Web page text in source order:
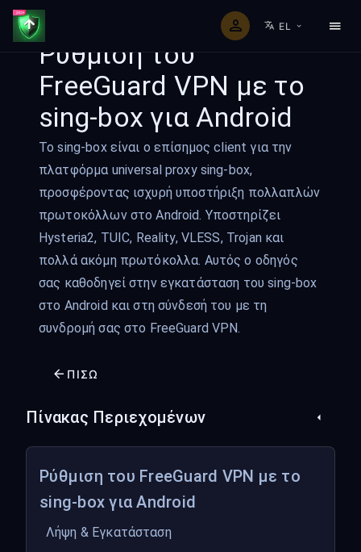
EL
Ρύθμιση του
FreeGuard VPN με το
sing-box για Android
Το sing-box είναι ο επίσημος client για την
πλατφόρμα universal proxy sing-box,
προσφέροντας ισχυρή υποστήριξη πολλαπλών
πρωτοκόλλων στο Android. Υποστηρίζει
Hysteria2, TUIC, Reality, VLESS, Trojan και
πολλά ακόμη πρωτόκολλα. Αυτός ο οδηγός
σας καθοδηγεί στην εγκατάσταση του sing-box
στο Android και στη σύνδεσή του με τη
συνδρομή σας στο FreeGuard VPN.
ΠΊΣΩ
Πίνακας Περιεχομένων
Ρύθμιση του FreeGuard VPN με το
sing-box για Android
Λήψη & Εγκατάσταση